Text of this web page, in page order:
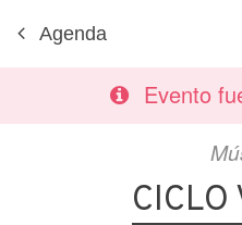
Agenda
Evento
CICLO